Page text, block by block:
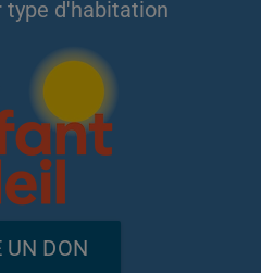
type d'habitation
UN DON